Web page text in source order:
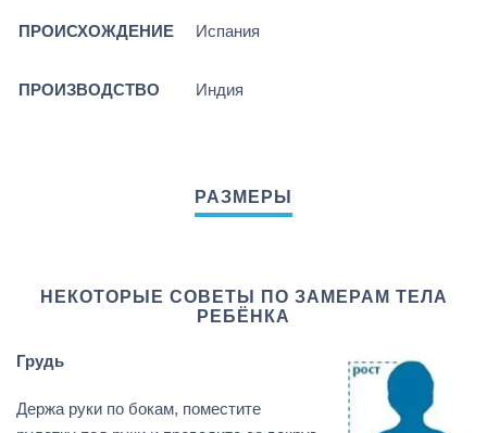
ПРОИСХОЖДЕНИЕ Испания
ПРОИЗВОДСТВО Индия
НЕКОТОРЫЕ СОВЕТЫ ПО ЗАМЕРАМ ТЕЛА
РЕБЁНКА
Грудь
Держа руки по бокам, поместите